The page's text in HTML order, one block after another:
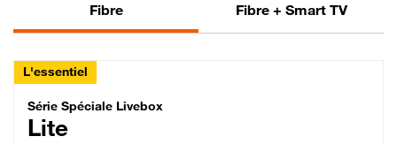
Fibre Fibre + Smart TV
L'essentiel
Série Spéciale Livebox Lite Fibre
Série Spéciale Livebox
Lite